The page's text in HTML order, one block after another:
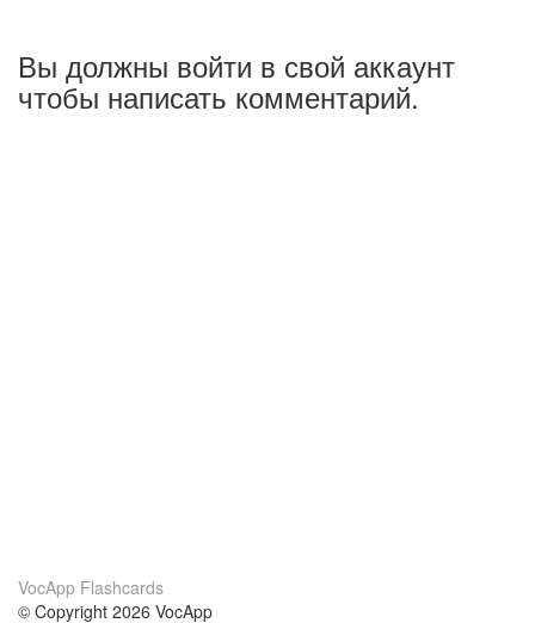
Вы должны войти в свой аккаунт
чтобы написать комментарий.
VocApp Flashcards
© Copyright 2026 VocApp